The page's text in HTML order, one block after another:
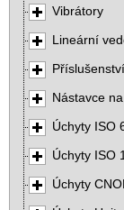
Vibrátory
Lineární
Nástavce
Úchyty ISO
Úchyty ISO
Úchyty